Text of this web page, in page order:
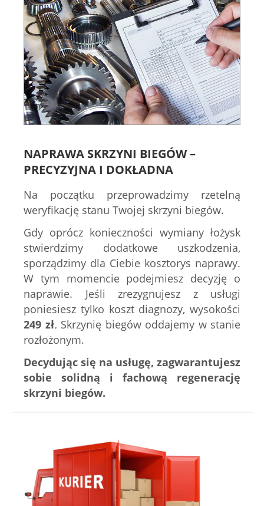
NAPRAWA SKRZYNI BIEGÓW –
PRECYZYJNA I DOKŁADNA
Na początku przeprowadzimy rzetelną
weryfikację stanu Twojej skrzyni biegów.
Gdy oprócz konieczności wymiany łożysk
stwierdzimy dodatkowe uszkodzenia,
sporządzimy dla Ciebie kosztorys naprawy.
W tym momencie podejmiesz decyzję o
naprawie. Jeśli zrezygnujesz z usługi
poniesiesz tylko koszt diagnozy, wysokości
249 zł. Skrzynię biegów oddajemy w stanie
rozłożonym.
Decydując się na usługę, zagwarantujesz
sobie solidną i fachową regenerację
skrzyni biegów.